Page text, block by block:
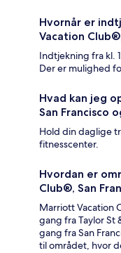
Hvornår er
Vacation
Indtjekning fra kl.
Der er mulighed
Hvad kan jeg
San Francisco
Hold din daglige
fitnesscenter.
Hvordan er
Club®, San
Marriott Vacation
gang fra Taylor St
gang fra San
til området, hvor